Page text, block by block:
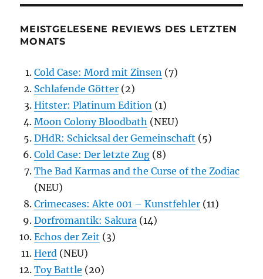
MEISTGELESENE REVIEWS DES LETZTEN
MONATS
Cold Case: Mord mit Zinsen (7)
Schlafende Götter (2)
Hitster: Platinum Edition (1)
Moon Colony Bloodbath (NEU)
DHdR: Schicksal der Gemeinschaft (5)
Cold Case: Der letzte Zug (8)
The Bad Karmas and the Curse of the Zodiac
(NEU)
Crimecases: Akte 001 – Kunstfehler (11)
Dorfromantik: Sakura (14)
Echos der Zeit (3)
Herd (NEU)
Toy Battle (20)